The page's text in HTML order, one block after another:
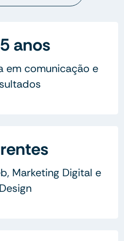
anos
em comunicação e
Marketing Digital e
Design